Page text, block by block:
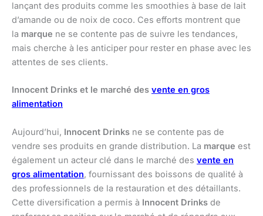
lançant des produits comme les smoothies à base de lait
d’amande ou de noix de coco. Ces efforts montrent que
la marque ne se contente pas de suivre les tendances,
mais cherche à les anticiper pour rester en phase avec les
attentes de ses clients.
Innocent Drinks et le marché des vente en gros
alimentation
Aujourd’hui, Innocent Drinks ne se contente pas de
vendre ses produits en grande distribution. La marque est
également un acteur clé dans le marché des vente en
gros alimentation, fournissant des boissons de qualité à
des professionnels de la restauration et des détaillants.
Cette diversification a permis à Innocent Drinks de